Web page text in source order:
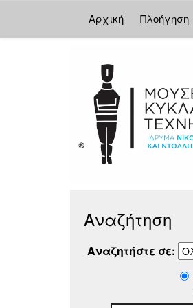
Αρχική Πλοήγηση
Αναζήτηση
Αναζητήστε σε: